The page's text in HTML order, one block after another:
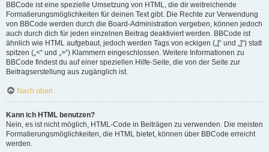
BBCode ist eine spezielle Umsetzung von HTML, die dir weitreichende
Formatierungsmöglichkeiten für deinen Text gibt. Die Rechte zur Verwendung
von BBCode werden durch die Board-Administration vergeben, können jedoch
auch durch dich für jeden einzelnen Beitrag deaktiviert werden. BBCode ist
ähnlich wie HTML aufgebaut, jedoch werden Tags von eckigen („[“ und „]“) statt
spitzen („<“ und „>“) Klammern eingeschlossen. Weitere Informationen zu
BBCode findest du auf einer speziellen Hilfe-Seite, die von der Seite zur
Beitragserstellung aus zugänglich ist.
Nach oben
Kann ich HTML benutzen?
Nein, es ist nicht möglich, HTML-Code in Beiträgen zu verwenden. Die meisten
Formatierungsmöglichkeiten, die HTML bietet, können über BBCode erreicht
werden.